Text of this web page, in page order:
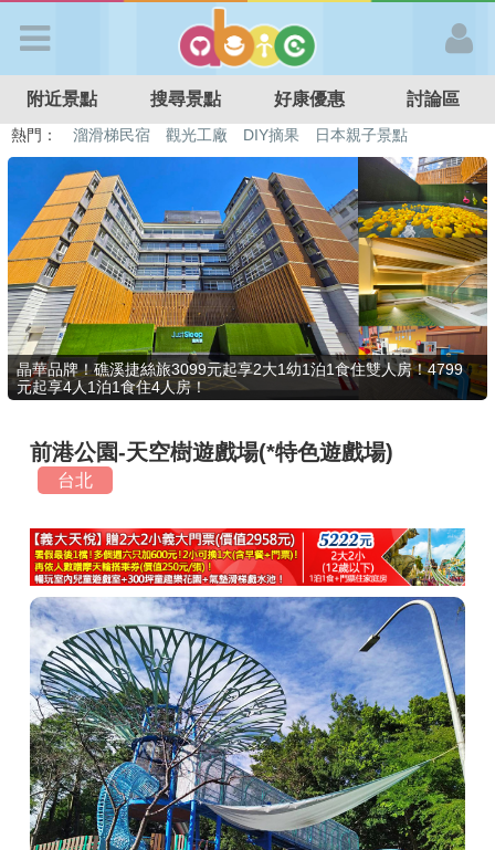
APP登入
首 頁
搜尋景點
好康優惠
最新消息
最新留言
商家合作
推薦景點
討論區
聯絡我們
APP下載
附近景點 搜尋景點 好康優惠 討論區
熱門： 溜滑梯民宿 觀光工廠 DIY摘果
日本親子景點
特色遊戲場
親子住房優惠 台北親子餐廳 溫泉泡湯SPA
晶華品牌！礁溪捷絲旅3099元起享2大1幼1泊1食住雙人房！4799
元起享4人1泊1食住4人房！
前港公園-天空樹遊戲場(*特色遊戲場)
台北